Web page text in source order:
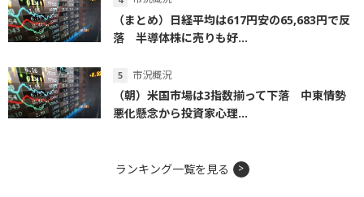
（まとめ）日経平均は617円安の65,683円で反
落 半導体株に売りも好...
市況概況
（朝）米国市場は3指数揃って下落 中東情勢
悪化懸念から投資家心理...
ランキング一覧を見る